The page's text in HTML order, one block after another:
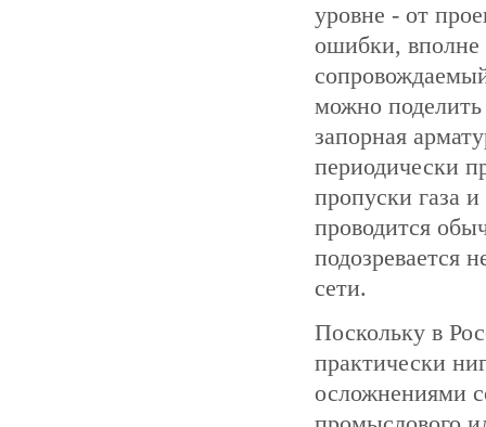
уровне - от
ошибки, вполне
можно
запорная
периодически
пропуски газа
проводится
подозревается
сети.
Поскольку в
практически
осложнениями